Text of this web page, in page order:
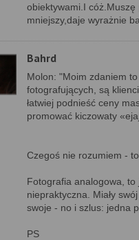
obiektywami.I
mniejszy,daje wyrażnie
Bahrd
Molon: "Moim zdaniem
fotografujących, są
łatwiej podnieść ceny
promować kiczowaty
Czegoś nie rozumiem -
Fotografia analogowa,
niepraktyczna. Miały
swoje - no i szlus: jedna
PS